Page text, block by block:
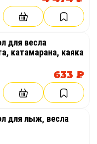
для весла
катамарана, каяка
633 ₽
для лыж, весла